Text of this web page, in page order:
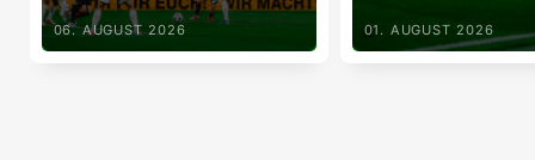
06. AUGUST 2026 01. AUGUST 2026